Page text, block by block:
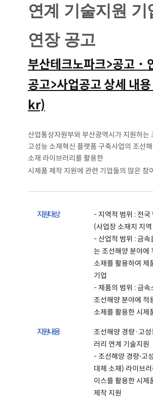
연계 기술지원 기
연장 공고
부산테크노파크>공고˙
공고>사업공고 상세 내
kr)
산업통상자원부와 부산광역시가 지원하는
고성능 소재혁신 플랫폼 구축사업의 조선
소재 라이브러리를 활용한
시제품 제작 지원에 관련 기업들의 많은 참
지 원 대 상
- 지역적 범위 : 전국
(사업장 소재지 지
- 산업적 범위 : 금속
는 조선해양 분야에
소재를 활용하여 제
기업
- 제품의 범위 : 금속
조선해양 분야에 적
소제를 활용한 시제
지 원 내 용
조선해양 경량·고
러리 연계 기술지원
- 조선해양 경량⋅고
대체 소재) 라이브
이스를 활용한 시제
제작 지원